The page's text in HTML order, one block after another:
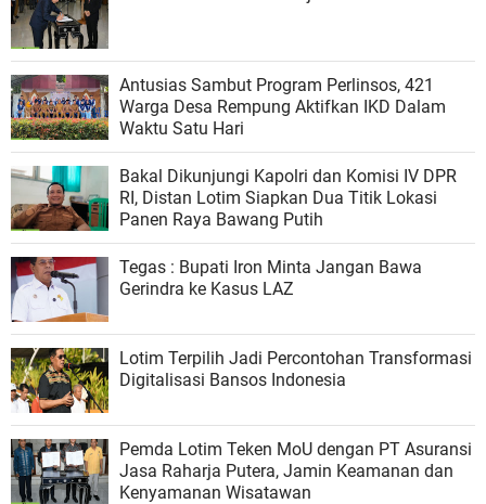
Antusias Sambut Program Perlinsos, 421
Warga Desa Rempung Aktifkan IKD Dalam
Waktu Satu Hari
Bakal Dikunjungi Kapolri dan Komisi IV DPR
RI, Distan Lotim Siapkan Dua Titik Lokasi
Panen Raya Bawang Putih
Tegas : Bupati Iron Minta Jangan Bawa
Gerindra ke Kasus LAZ
Lotim Terpilih Jadi Percontohan Transformasi
Digitalisasi Bansos Indonesia
Pemda Lotim Teken MoU dengan PT Asuransi
Jasa Raharja Putera, Jamin Keamanan dan
Kenyamanan Wisatawan